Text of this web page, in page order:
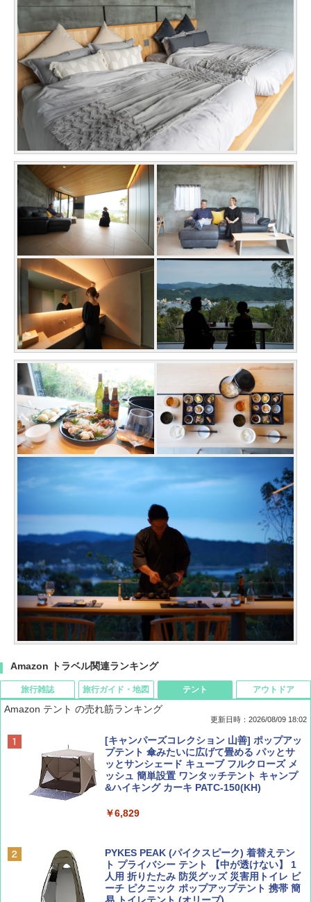
Amazon トラベル関連ランキング
旅行雑誌
BE-PAL(ビ-パル) 2026年 9 月号【特別付録:
SOTO ミニマル"旅"財布 ランダム2種】
￥1,500
￥713
旅行ガイド・地図
地球の歩き方 スター・ウォーズ
￥2,695
￥2,079
テント
Amazon テント の売れ筋ランキング
更新日時：2026/08/09 18:02
[キャンパーズコレクション 山善] ポップアッ
プテント 傘みたいに広げて畳める パッとサ
ッとサンシェード キューブ フルクローズ メ
ッシュ 簡単設置 ワンタッチテント キャンプ
&ハイキング カーキ PATC-150(KH)
￥6,829
PYKES PEAK (パイクスピーク) 着替えテン
ト プライバシー テント 【中が透けない】 1
人用 折りたたみ 防災グッズ 災害用トイレ ビ
ーチ ピクニック ポップアップテント 携帯 簡
アウトドア